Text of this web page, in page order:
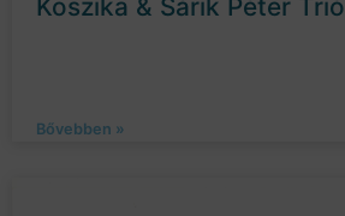
Koszika & Sárik Péter Trió
Bővebben »